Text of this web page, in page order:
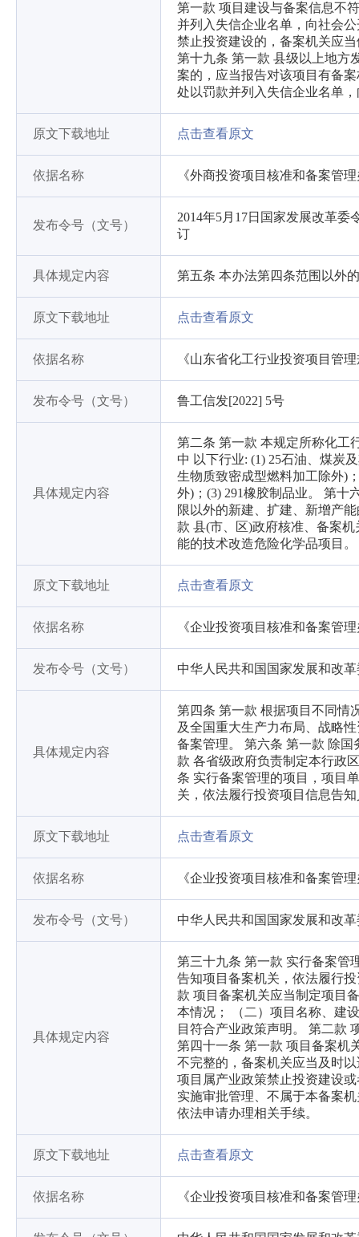
第一款 项目建设与备案信息不
并列入失信企业名单，向社会
禁止投资建设的，备案机关应
第十九条 第一款 县级以上地方
案的，应当报告对该项目有备
处以罚款并列入失信企业名单
原文下载地址 点击查看原文
依据名称 《外商投资项目核准和备案管
发布令号（文号）
2014年5月17日国家发展改革委
订
具体规定内容 第五条 本办法第四条范围以外
原文下载地址 点击查看原文
依据名称 《山东省化工行业投资项目管
发布令号（文号） 鲁工信发[2022] 5号
具体规定内容
第二条 第一款 本规定所称化工
中 以下行业: (1) 25石油、煤炭
生物质致密成型燃料加工除外)
外)；(3) 291橡胶制品业。 第十
限以外的新建、扩建、新增产
款 县(市、区)政府核准、备案
能的技术改造危险化学品项目。
原文下载地址 点击查看原文
依据名称 《企业投资项目核准和备案管
发布令号（文号） 中华人民共和国国家发展和改
具体规定内容
第四条 第一款 根据项目不同情
及全国重大生产力布局、战略
备案管理。 第六条 第一款 除
款 各省级政府负责制定本行政
条 实行备案管理的项目，项目
关，依法履行投资项目信息告
原文下载地址 点击查看原文
依据名称 《企业投资项目核准和备案管
发布令号（文号） 中华人民共和国国家发展和改
具体规定内容
第三十九条 第一款 实行备案管
告知项目备案机关，依法履行
款 项目备案机关应当制定项目
本情况； （二）项目名称、建
目符合产业政策声明。 第二款
第四十一条 第一款 项目备案机
不完整的，备案机关应当及时
项目属产业政策禁止投资建设
实施审批管理、不属于本备案
依法申请办理相关手续。
原文下载地址 点击查看原文
依据名称 《企业投资项目核准和备案管